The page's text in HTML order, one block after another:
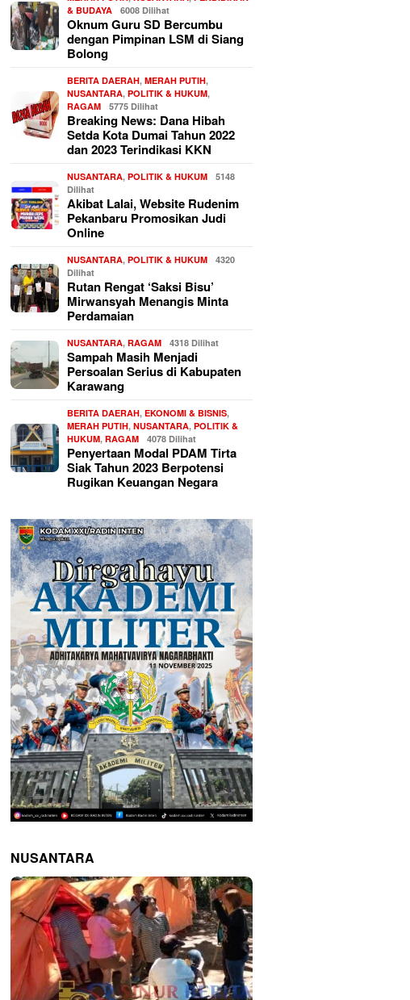
& BUDAYA
6008 Dilihat
Oknum Guru SD Bercumbu
dengan Pimpinan LSM di Siang
Bolong
BERITA DAERAH,MERAH PUTIH,
NUSANTARA,POLITIK & HUKUM,
RAGAM
5775 Dilihat
Breaking News: Dana Hibah
Setda Kota Dumai Tahun 2022
dan 2023 Terindikasi KKN
NUSANTARA,POLITIK & HUKUM
5148
Dilihat
Akibat Lalai, Website Rudenim
Pekanbaru Promosikan Judi
Online
NUSANTARA,POLITIK & HUKUM
4320
Dilihat
Rutan Rengat ‘Saksi Bisu’
Mirwansyah Menangis Minta
Perdamaian
NUSANTARA,RAGAM 4318 Dilihat
Sampah Masih Menjadi
Persoalan Serius di Kabupaten
Karawang
BERITA DAERAH,EKONOMI & BISNIS,
MERAH PUTIH,NUSANTARA,POLITIK &
HUKUM,RAGAM 4078 Dilihat
Penyertaan Modal PDAM Tirta
Siak Tahun 2023 Berpotensi
Rugikan Keuangan Negara
NUSANTARA